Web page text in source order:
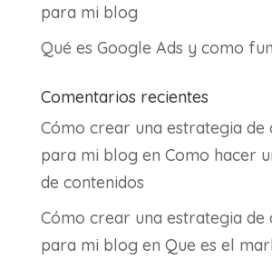
para mi blog
Qué es Google Ads y como
Comentarios recientes
Cómo crear una estrategia de
para mi blog en Como hacer
de contenidos
Cómo crear una estrategia de
para mi blog en Que es el